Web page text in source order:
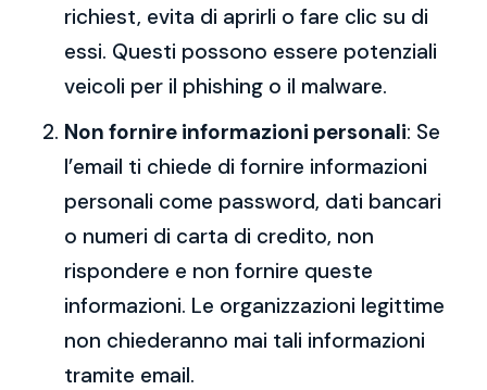
richiest, evita di aprirli o fare clic su di
essi. Questi possono essere potenziali
veicoli per il phishing o il malware.
Non fornire informazioni personali: Se
l’email ti chiede di fornire informazioni
personali come password, dati bancari
o numeri di carta di credito, non
rispondere e non fornire queste
informazioni. Le organizzazioni legittime
non chiederanno mai tali informazioni
tramite email.